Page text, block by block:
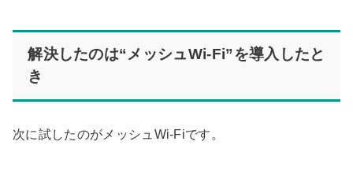
解決したのは“メッシュWi-Fi”を導入したと
き
次に試したのがメッシュWi-Fiです。